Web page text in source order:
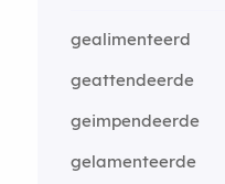
gealimenteerd
geattendeerde
geimpendeerde
gelamenteerde